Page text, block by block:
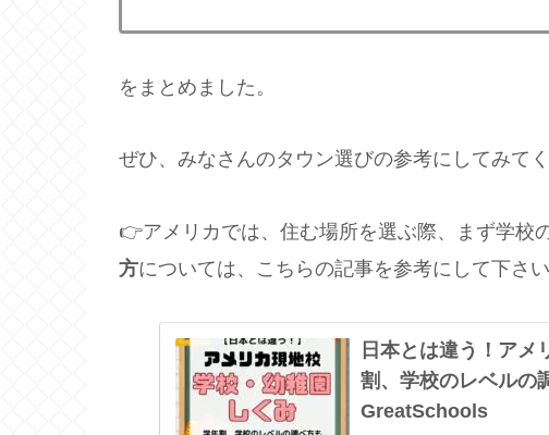
をまとめました。
ぜひ、みなさんのタウン選びの参考にしてみてく
👉アメリカでは、住む場所を選ぶ際、まず学校
方については、こちらの記事を参考にして下さい
日本とは違う！アメ
割、学校のレベルの
GreatSchools